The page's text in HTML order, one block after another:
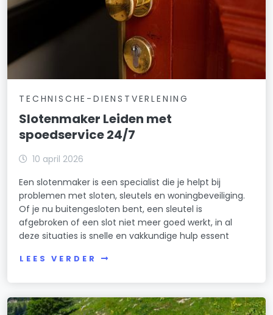
TECHNISCHE-DIENSTVERLENING
Slotenmaker Leiden met
spoedservice 24/7
10 april 2026
Een slotenmaker is een specialist die je helpt bij
problemen met sloten, sleutels en woningbeveiliging.
Of je nu buitengesloten bent, een sleutel is
afgebroken of een slot niet meer goed werkt, in al
deze situaties is snelle en vakkundige hulp essent
LEES VERDER